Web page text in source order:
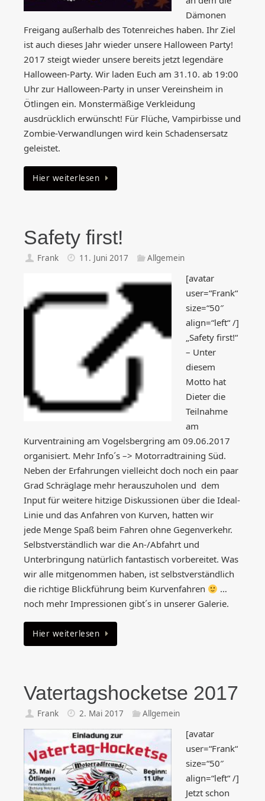
Dämonen
Freigang außerhalb des Totenreiches haben. Ihr Ziel
ist auch dieses Jahr wieder unsere Halloween Party!
2017 steigt wieder unsere bereits jetzt legendäre
Halloween-Party. Wir laden Euch am 31.10. ab 19:00
Uhr zur Halloween-Party in unser Vereinsheim in
Ötlingen ein. Monstermäßige Verkleidung
ausdrücklich erwünscht! Für Flüche, Vampirbisse und
Zombie-Verwandlungen wird kein Schadensersatz
geleistet.
Hier weiterlesen
Safety first!
Frank 11. Juni 2017 Allgemein
[avatar
user=“Frank“
size=“50″
align=“left“ /]
„Safety first!“
– Unter
diesem
Motto hat
Dieter die
Teilnahme
am
Kurventraining am Vogelsbergring am 09.06.2017
organisiert. Mehr Info´s –> Motorradtraining Süd.
Neben der Erfahrungen vielleicht doch noch ein paar
Grad Schräglage mehr herauszuholen und dem
Input für weitere hitzige Diskussionen über die Ideal-
Linie und das Anfahren von Kurven, hatten wir
jede Menge Spaß beim Fahren ohne Gegenverkehr.
Selbstverständlich war die An-/Abfahrt und
Unterbringung natürlich fantastisch vorbereitet. Was
wir alle mitgenommen haben, ist selbstverständlich
die richtige Blickführung beim Kurvenfahren
…
noch mehr Impressionen gibt´s in unserer Galerie.
Hier weiterlesen
Vatertagshocketse 2017
Frank 2. Mai 2017 Allgemein
[avatar
user=“Frank“
size=“50″
align=“left“ /]
Jetzt schon